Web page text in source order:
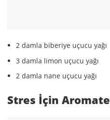
2 damla biberiye uçucu yağı
3 damla limon uçucu yağı
2 damla nane uçucu yağı
Stres İçin